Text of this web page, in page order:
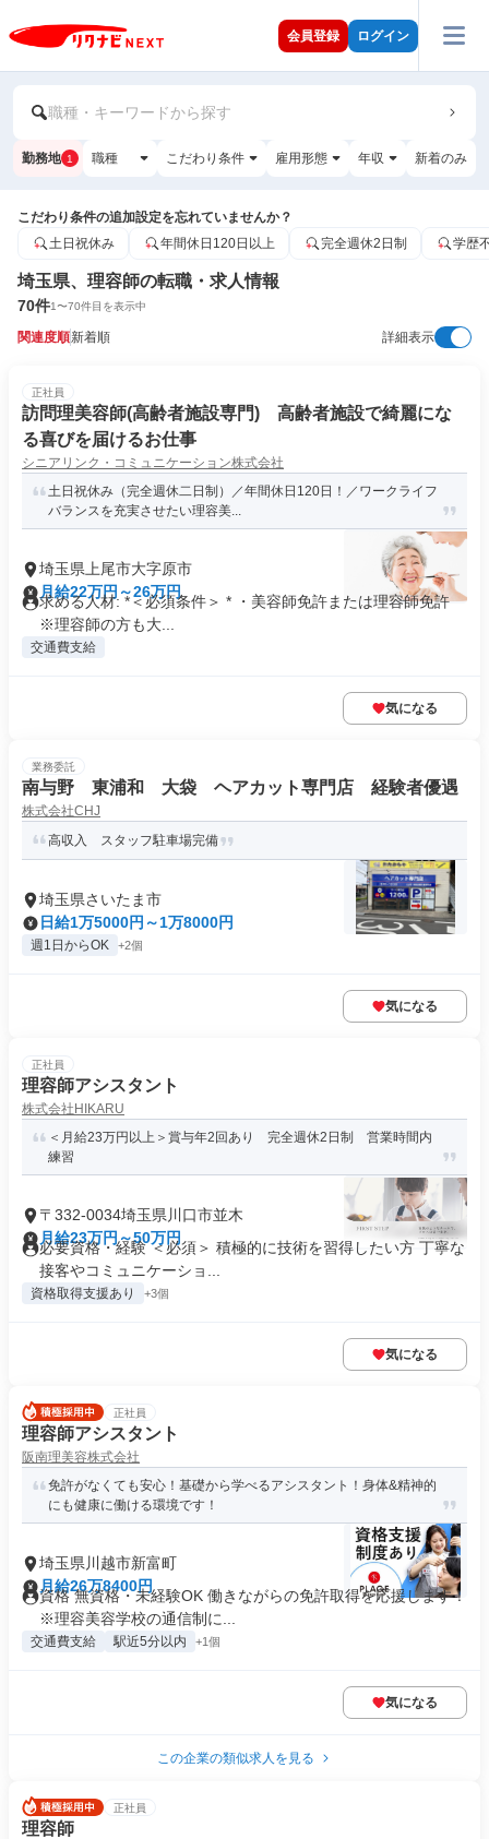
会員登録 ログイン
職種・キーワードから探す
勤務地 1 職種 こだわり条件 雇用形態 年収 新着のみ
こだわり条件の追加設定を忘れていませんか？
土日祝休み
年間休日120日以上 完全週休2日制 学歴
埼玉県、理容師の転職・求人情報
70件1〜70件目を表示中
関連度順新着順 詳細表示
正社員
訪問理美容師(高齢者施設専門) 高齢者施設で綺麗にな
る喜びを届けるお仕事
シニアリンク・コミュニケーション株式会社
土日祝休み（完全週休二日制）／年間休日120日！／ワークライフ
バランスを充実させたい理容美...
埼玉県上尾市大字原市
月給22万円～26万円
求める人材: *＜必須条件＞ * ・美容師免許または理容師免許
※理容師の方も大...
交通費支給
気になる
業務委託
南与野 東浦和 大袋 ヘアカット専門店 経験者優遇
株式会社CHJ
高収入 スタッフ駐車場完備
埼玉県さいたま市
日給1万5000円～1万8000円
週1日からOK +2個
気になる
正社員
理容師アシスタント
株式会社HIKARU
＜月給23万円以上＞賞与年2回あり 完全週休2日制 営業時間内
練習
〒332-0034埼玉県川口市並木
月給23万円～50万円
必要資格・経験 ＜必須＞ 積極的に技術を習得したい方 丁寧な
接客やコミュニケーショ...
資格取得支援あり +3個
気になる
正社員
理容師アシスタント
阪南理美容株式会社
免許がなくても安心！基礎から学べるアシスタント！身体&精神的
にも健康に働ける環境です！
埼玉県川越市新富町
月給26万8400円
資格 無資格・未経験OK 働きながらの免許取得を応援します！
※理容美容学校の通信制に...
交通費支給 駅近5分以内 +1個
気になる
この企業の類似求人を見る
正社員
理容師